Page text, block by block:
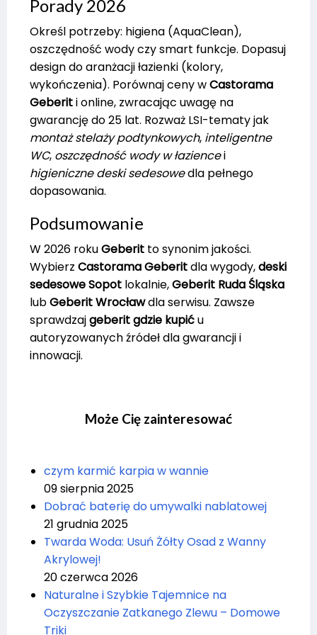
Porady 2026
Określ potrzeby: higiena (AquaClean),
oszczędność wody czy smart funkcje. Dopasuj
design do aranżacji łazienki (kolory,
wykończenia). Porównaj ceny wCastorama
Geberiti online, zwracając uwagę na
gwarancję do 25 lat. Rozważ LSI-tematy jak
montaż stelaży podtynkowych, inteligentne
WC, oszczędność wody w łaziencei
higieniczne deski sedesowedla pełnego
dopasowania.
Podsumowanie
W 2026 rokuGeberit to synonim jakości.
Wybierz Castorama Geberitdla wygody,deski
sedesowe Sopot lokalnie,Geberit Ruda Śląska
lubGeberit Wrocławdla serwisu. Zawsze
sprawdzajgeberit gdzie kupiću
autoryzowanych źródeł dla gwarancji i
innowacji.
Może Cię zainteresować
czym karmić karpia w wannie
09 sierpnia 2025
Dobrać baterię do umywalki nablatowej
21 grudnia 2025
Twarda Woda: Usuń Żółty Osad z Wanny
Akrylowej!
20 czerwca 2026
Naturalne i Szybkie Tajemnice na
Oczyszczanie Zatkanego Zlewu – Domowe
Triki